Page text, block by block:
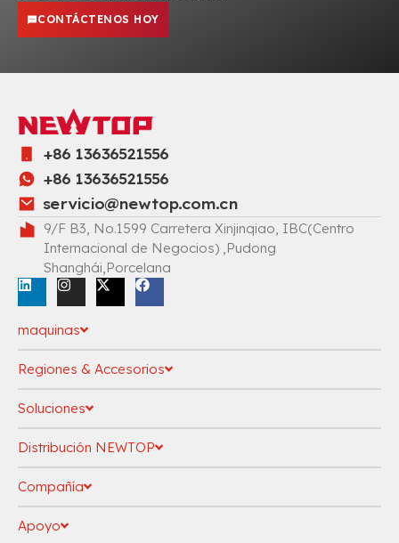
CONTÁCTENOS HOY
+86 13636521556
+86 13636521556
servicio@newtop.com.cn
9/F B3, No.1599 Carretera Xinjinqiao, IBC(Centro
Internacional de Negocios) ,Pudong
Shanghái,Porcelana
maquinas
Regiones & Accesorios
Soluciones
Distribución NEWTOP
Compañía
Apoyo